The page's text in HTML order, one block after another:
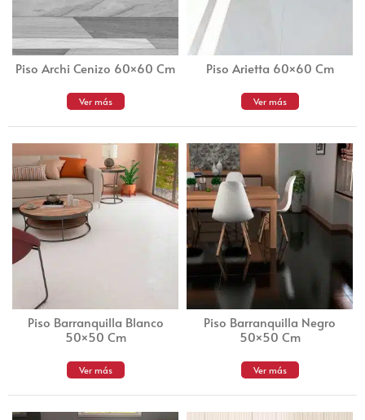
Piso Archi Cenizo 60×60 Cm
Ver más
Piso Arietta 60×60 Cm
Ver más
Piso Barranquilla Blanco
50×50 Cm
Ver más
Piso Barranquilla Negro
50×50 Cm
Ver más